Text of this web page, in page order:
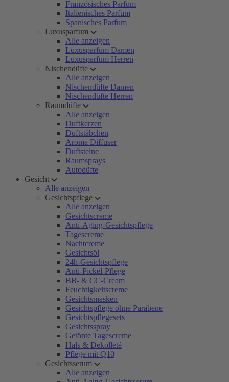
Französisches Parfum
Italienisches Parfum
Spanisches Parfum
Luxusparfum
Alle anzeigen
Luxusparfum Damen
Luxusparfum Herren
Nischendüfte
Alle anzeigen
Nischendüfte Damen
Nischendüfte Herren
Raumdüfte
Alle anzeigen
Duftkerzen
Duftstäbchen
Aroma Diffuser
Duftsteine
Raumsprays
Autodüfte
Gesicht
Alle anzeigen
Gesichtspflege
Alle anzeigen
Gesichtscreme
Anti-Aging-Gesichtspflege
Tagescreme
Nachtcreme
Gesichtsöl
24h-Gesichtspflege
Anti-Pickel-Pflege
BB- & CC-Cream
Feuchtigkeitscreme
Gesichtsmasken
Gesichtspflege ohne Parabene
Gesichtspflegesets
Gesichtsspray
Getönte Tagescreme
Hals & Dekolleté
Pflege mit Q10
Gesichtsserum
Alle anzeigen